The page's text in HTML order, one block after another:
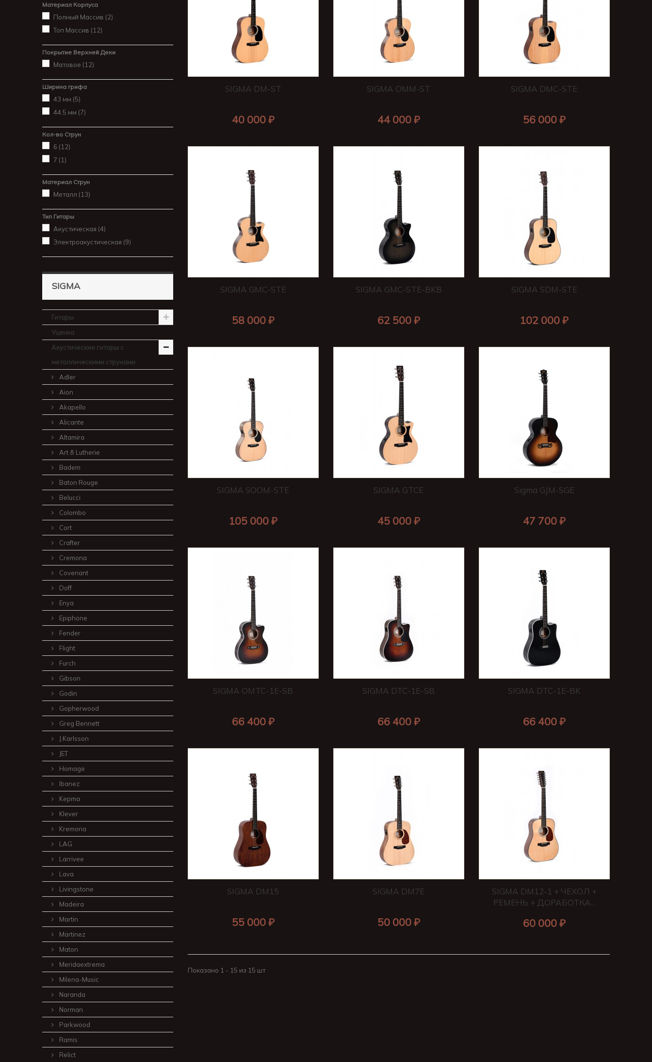
Материал Корпуса
Полный Массив (2)
Топ Массив (12)
Покрытие Верхней Деки
Матовое (12)
Ширина грифа
43 мм (5)
44.5 мм (7)
Кол-во Струн
6 (12)
7 (1)
Материал Струн
Металл (13)
Тип Гитары
Акустическая (4)
Электроакустическая (9)
SIGMA
Гитары
Уценка
Акустические гитары с
металлическими струнами
Adler
Aion
Akapello
Alicante
Altamira
Art & Lutherie
Badem
Baton Rouge
Belucci
Colombo
Cort
Crafter
Cremona
Covenant
Doff
Enya
Epiphone
Fender
Flight
Furch
Gibson
Godin
Gopherwood
Greg Bennett
J.Karlsson
JET
Homage
Ibanez
Kepma
Klever
Kremona
LAG
Larrivee
Lava
Livingstone
Madeira
Martin
Martinez
Maton
Meridaextrema
Milena-Music
Naranda
Norman
Parkwood
Ramis
Relict
SIGMA DM-ST
40 000 ₽
SIGMA OMM-ST
44 000 ₽
SIGMA DMC-STE
56 000 ₽
SIGMA GMC-STE
58 000 ₽
SIGMA GMC-STE-BKB
62 500 ₽
SIGMA SDM-STE
102 000 ₽
SIGMA SOOM-STE
105 000 ₽
SIGMA GTCE
45 000 ₽
Sigma GJM-SGE
47 700 ₽
SIGMA OMTC-1E-SB
66 400 ₽
SIGMA DTC-1E-SB
66 400 ₽
SIGMA DTC-1E-BK
66 400 ₽
SIGMA DM15
55 000 ₽
SIGMA DM7E
50 000 ₽
SIGMA DM12-1 + ЧЕХОЛ +
РЕМЕНЬ + ДОРАБОТКА...
60 000 ₽
Показано 1 - 15 из 15 шт